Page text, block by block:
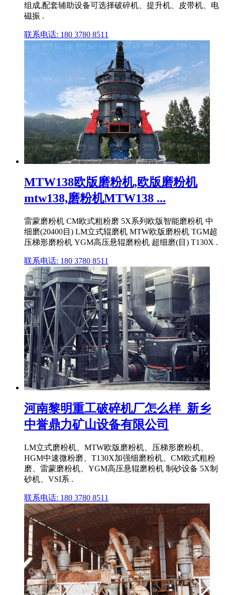
组成,配套辅助设备可选择破碎机、提升机、皮带机、电
磁振 .
联系电话: 180 3780 8511
MTW138欧版磨粉机,欧版磨粉机
mtw138,磨粉机MTW138 ...
雷蒙磨粉机 CM欧式粗粉磨 5X系列欧版智能磨粉机 中
细磨(20400目) LM立式辊磨机 MTW欧版磨粉机 TGM超
压梯形磨粉机 YGM高压悬辊磨粉机 超细磨(目) T130X .
联系电话: 180 3780 8511
河南黎明重工破碎机厂怎么样_新乡
中誉鼎力矿山设备有限公司
LM立式磨粉机、MTW欧版磨粉机、压梯形磨粉机、
HGM中速微粉磨、T130X加强细磨粉机、CM欧式粗粉
磨、雷蒙磨粉机、YGM高压悬辊磨粉机 制砂设备 5X制
砂机、VSI系 .
联系电话: 180 3780 8511